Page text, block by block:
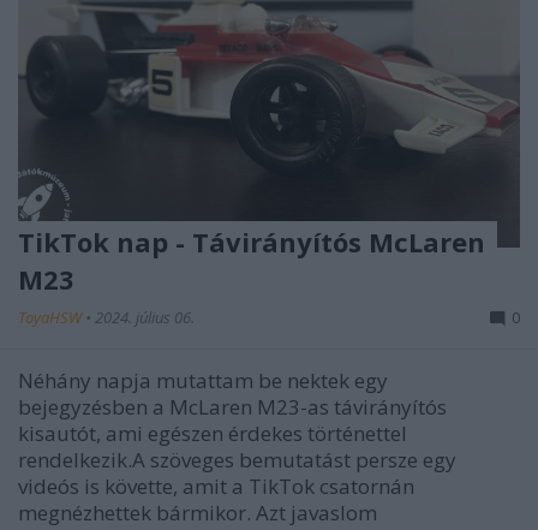
TikTok nap - Távirányítós McLaren
M23
ToyaHSW • 2024. július 06. 0
Néhány napja mutattam be nektek egy
bejegyzésben a McLaren M23-as távirányítós
kisautót, ami egészen érdekes történettel
rendelkezik.A szöveges bemutatást persze egy
videós is követte, amit a TikTok csatornán
megnézhettek bármikor. Azt javaslom